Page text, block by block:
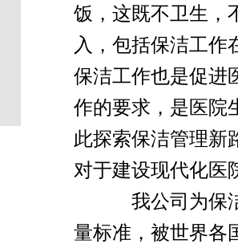
饭，这既不卫生，
入，包括保洁工作
保洁工作也是促进
作的要求，是医院
此探索保洁管理新
对于建设现代化医
我公司为保洁
量标准，被世界各